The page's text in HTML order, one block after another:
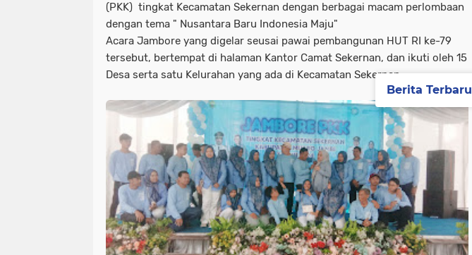
(PKK) tingkat Kecamatan Sekernan dengan berbagai macam perlombaan
dengan tema " Nusantara Baru Indonesia Maju"
Acara Jambore yang digelar seusai pawai pembangunan HUT RI ke-79
tersebut, bertempat di halaman Kantor Camat Sekernan, dan ikuti oleh 15
Desa serta satu Kelurahan yang ada di Kecamatan Sekernan.
Berita Terbaru